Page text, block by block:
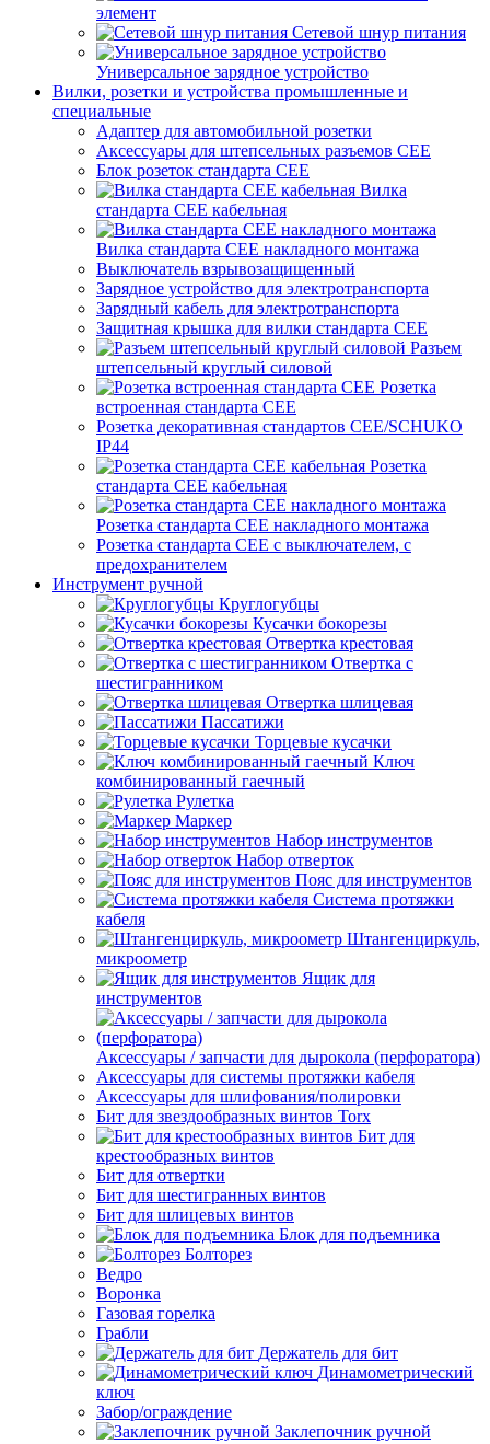
элемент
Сетевой шнур питания
Универсальное зарядное устройство
Вилки, розетки и устройства промышленные и
специальные
Адаптер для автомобильной розетки
Аксессуары для штепсельных разъемов CEE
Блок розеток стандарта CEE
Вилка
стандарта CEE кабельная
Вилка стандарта CEE накладного монтажа
Выключатель взрывозащищенный
Зарядное устройство для электротранспорта
Зарядный кабель для электротранспорта
Защитная крышка для вилки стандарта CEE
Разъем
штепсельный круглый силовой
Розетка
встроенная стандарта CEE
Розетка декоративная стандартов CEE/SCHUKO
IP44
Розетка
стандарта СЕЕ кабельная
Розетка стандарта СЕЕ накладного монтажа
Розетка стандарта СЕЕ с выключателем, с
предохранителем
Инструмент ручной
Круглогубцы
Кусачки бокорезы
Отвертка крестовая
Отвертка с
шестигранником
Отвертка шлицевая
Пассатижи
Торцевые кусачки
Ключ
комбинированный гаечный
Рулетка
Маркер
Набор инструментов
Набор отверток
Пояс для инструментов
Система протяжки
кабеля
Штангенциркуль,
микроометр
Ящик для
инструментов
Аксессуары / запчасти для дырокола (перфоратора)
Аксессуары для системы протяжки кабеля
Аксессуары для шлифования/полировки
Бит для звездообразных винтов Torx
Бит для
крестообразных винтов
Бит для отвертки
Бит для шестигранных винтов
Бит для шлицевых винтов
Блок для подъемника
Болторез
Ведро
Воронка
Газовая горелка
Грабли
Держатель для бит
Динамометрический
ключ
Забор/ограждение
Заклепочник ручной